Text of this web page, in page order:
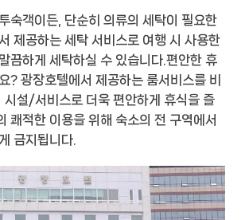
숙객이든, 단순히 의류의 세탁이 필요한
제공하는 세탁 서비스로 여행 시 사용한
끔하게 세탁하실 수 있습니다.편안한 휴
? 광장호텔에서 제공하는 룸서비스를 비
시설/서비스로 더욱 편안하게 휴식을 즐
쾌적한 이용을 위해 숙소의 전 구역에서
금지됩니다.